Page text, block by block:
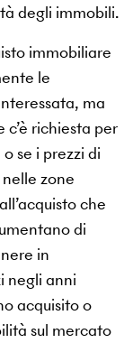
degli immobili.
immobiliare
le
ma
richiesta per
se i prezzi di
zone
che
di
in
negli anni
acquisito o
sul mercato